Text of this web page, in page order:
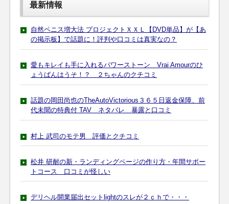
最新情報
自然ペニス増大法 プロジェクトＸＸＬ【DVD単品】が【あ
の掲示板】で話題に！評判や口コミは真実なの？
愛もキレイも手に入れるパワーストーン Vrai Amourのひ
ょうばんはうそ！？ ２ちゃんのクチコミ
話題の岡田尚也のTheAutoVictorious３６５日返金保障、前
代未聞の特典付 TAV ネタバレ 暴露と口コミ
村上 武司のモテ男 評価とクチコミ
松井 研耐の新・ランディングページの作り方・年間サポー
トコース 口コミが怪しい
デリヘル開業届出セットlightのスレが２ｃｈで・・・